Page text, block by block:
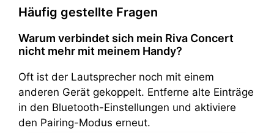
Häufig gestellte Fragen
Warum verbindet sich mein Riva Concert
nicht mehr mit meinem Handy?
Oft ist der Lautsprecher noch mit einem
anderen Gerät gekoppelt. Entferne alte Einträge
in den Bluetooth-Einstellungen und aktiviere
den Pairing-Modus erneut.